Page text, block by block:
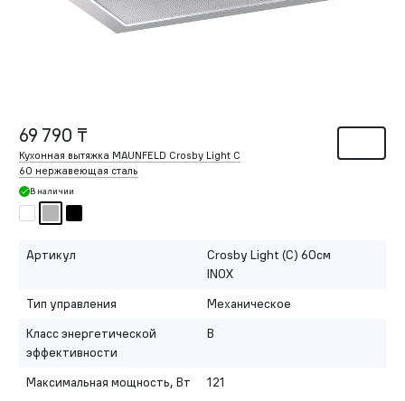
69 790 ₸
Кухонная вытяжка MAUNFELD Crosby Light C
60 нержавеющая сталь
В наличии
Артикул
Crosby Light (C) 60см
INOX
Тип управления
Механическое
Класс энергетической
эффективности
B
Максимальная мощность, Вт 121